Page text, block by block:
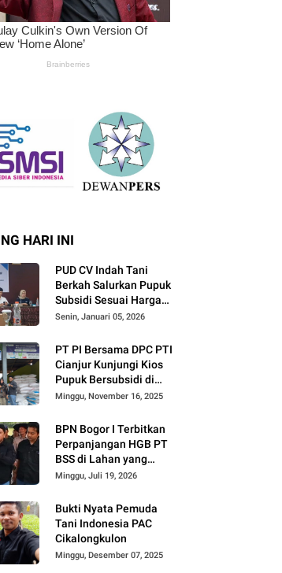
HARI INI
PUD CV Indah Tani
Berkah Salurkan Pupuk
Subsidi Sesuai Harga
Eceran Tertinggi
Senin, Januari 05, 2026
PT PI Bersama DPC PTI
Cianjur Kunjungi Kios
Pupuk Bersubsidi di
Cidaun: Begini Kata
Minggu, November 16, 2025
BPN Bogor I Terbitkan
Perpanjangan HGB PT
BSS di Lahan yang
Masih Dipersoalkan,
Agraria Institute!
Minggu, Juli 19, 2026
Bukti Nyata Pemuda
Tani Indonesia PAC
Cikalongkulon
Minggu, Desember 07, 2025